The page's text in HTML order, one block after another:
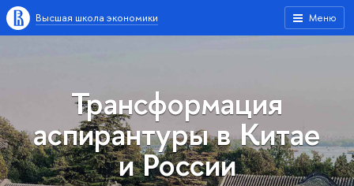
Меню
Высшая школа экономики
Трансформация
аспирантуры в Китае
и России